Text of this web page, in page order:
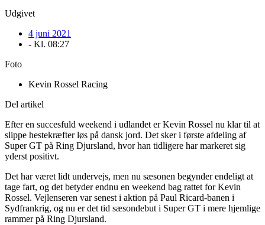
Udgivet
4 juni 2021
- Kl. 08:27
Foto
Kevin Rossel Racing
Del artikel
Efter en succesfuld weekend i udlandet er Kevin Rossel nu klar til at
slippe hestekræfter løs på dansk jord. Det sker i første afdeling af
Super GT på Ring Djursland, hvor han tidligere har markeret sig
yderst positivt.
Det har været lidt undervejs, men nu sæsonen begynder endeligt at
tage fart, og det betyder endnu en weekend bag rattet for Kevin
Rossel. Vejlenseren var senest i aktion på Paul Ricard-banen i
Sydfrankrig, og nu er det tid sæsondebut i Super GT i mere hjemlige
rammer på Ring Djursland.